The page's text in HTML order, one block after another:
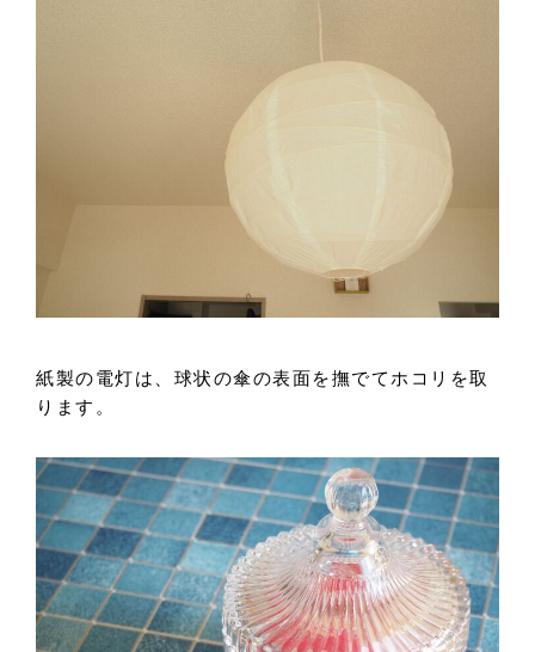
紙製の電灯は、球状の傘の表面を撫でてホコリを取
ります。